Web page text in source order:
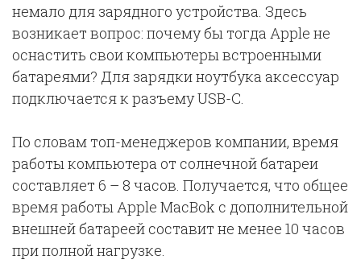
немало для зарядного устройства. Здесь
возникает вопрос: почему бы тогда Apple не
оснастить свои компьютеры встроенными
батареями? Для зарядки ноутбука аксессуар
подключается к разъему USB-C.
По словам топ-менеджеров компании, время
работы компьютера от солнечной батареи
составляет 6 – 8 часов. Получается, что общее
время работы Apple MacBok с дополнительной
внешней батареей составит не менее 10 часов
при полной нагрузке.